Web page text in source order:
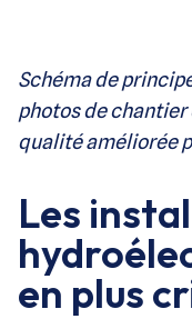
Schéma de
photos de chantier
qualité améliorée
Les
en plus